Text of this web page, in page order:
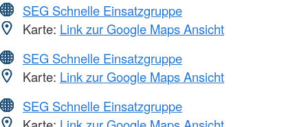
SEG Schnelle Einsatzgruppe
Karte: Link zur Google Maps Ansicht
SEG Schnelle Einsatzgruppe
Karte: Link zur Google Maps Ansicht
SEG Schnelle Einsatzgruppe